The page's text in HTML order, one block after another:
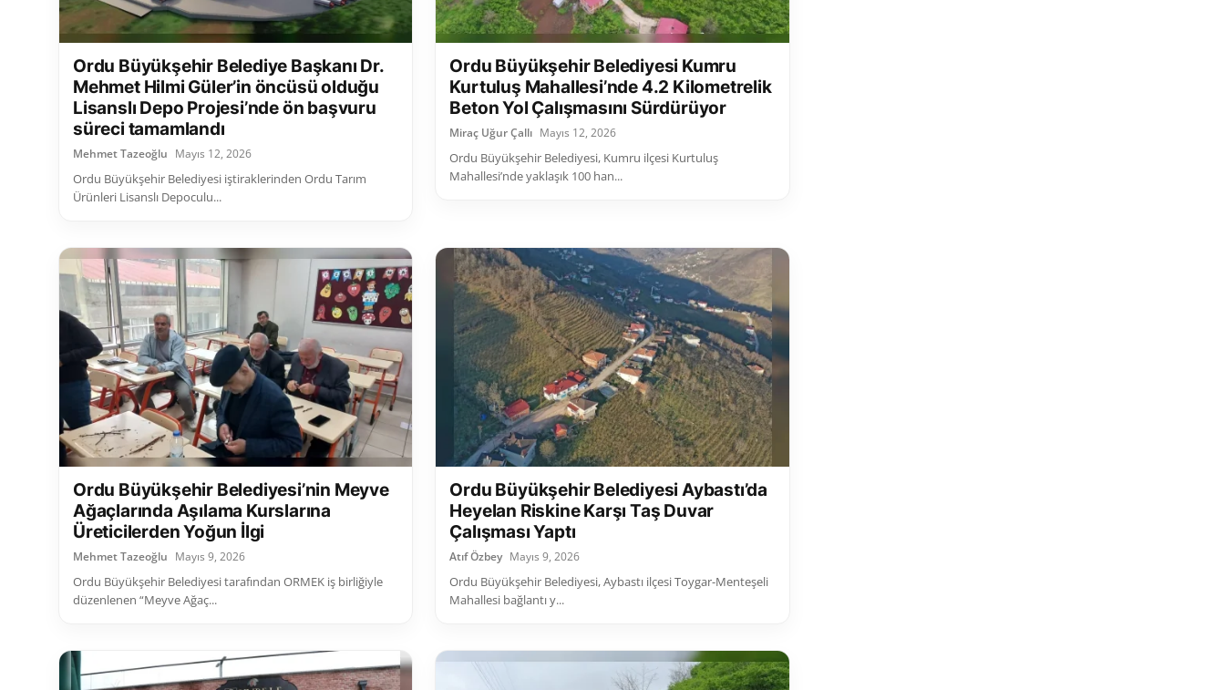
Ordu Büyükşehir Belediye Başkanı Dr.
Mehmet Hilmi Güler’in öncüsü olduğu
Lisanslı Depo Projesi’nde ön başvuru
süreci tamamlandı
Mehmet Tazeoğlu Mayıs 12, 2026
Ordu Büyükşehir Belediyesi iştiraklerinden Ordu Tarım
Ürünleri Lisanslı Depoculu...
Ordu Büyükşehir Belediyesi Kumru
Kurtuluş Mahallesi’nde 4.2 Kilometrelik
Beton Yol Çalışmasını Sürdürüyor
Miraç Uğur Çallı Mayıs 12, 2026
Ordu Büyükşehir Belediyesi, Kumru ilçesi Kurtuluş
Mahallesi’nde yaklaşık 100 han...
Ordu Büyükşehir Belediyesi’nin Meyve
Ağaçlarında Aşılama Kurslarına
Üreticilerden Yoğun İlgi
Mehmet Tazeoğlu Mayıs 9, 2026
Ordu Büyükşehir Belediyesi tarafından ORMEK iş birliğiyle
düzenlenen “Meyve Ağaç...
Ordu Büyükşehir Belediyesi Aybastı’da
Heyelan Riskine Karşı Taş Duvar
Çalışması Yaptı
Atıf Özbey Mayıs 9, 2026
Ordu Büyükşehir Belediyesi, Aybastı ilçesi Toygar-Menteşeli
Mahallesi bağlantı y...